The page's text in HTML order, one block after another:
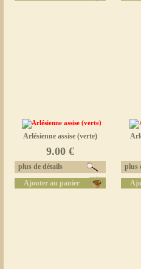
Arlésienne assise (verte)
9.00 €
plus de détails
Ajouter au panier
plus